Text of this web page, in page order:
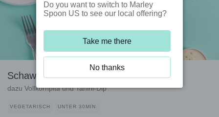
Schawarma-Pilze mit Feta-Bete-Mix
dazu Vollkornpita und Tahini-Dip
VEGETARISCH UNTER 30MIN.
Do you want to switch to Marley
Spoon US to see our local offering?
Take me there
No thanks